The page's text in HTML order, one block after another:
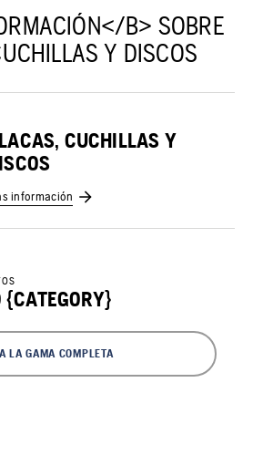
B> SOBRE
Y DISCOS
CUCHILLAS Y
información
{CATEGORY}
LA GAMA COMPLETA